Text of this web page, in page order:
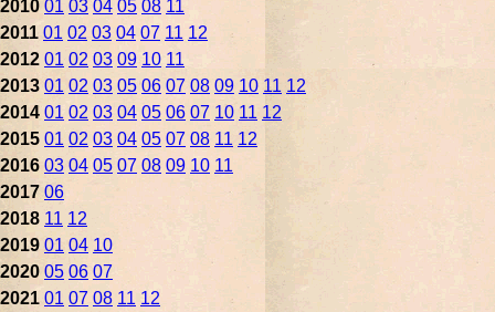
2010 01 03 04 05 08 11
2011 01 02 03 04 07 11 12
2012 01 02 03 09 10 11
2013 01 02 03 05 06 07 08 09 10 11 12
2014 01 02 03 04 05 06 07 10 11 12
2015 01 02 03 04 05 07 08 11 12
2016 03 04 05 07 08 09 10 11
2017 06
2018 11 12
2019 01 04 10
2020 05 06 07
2021 01 07 08 11 12